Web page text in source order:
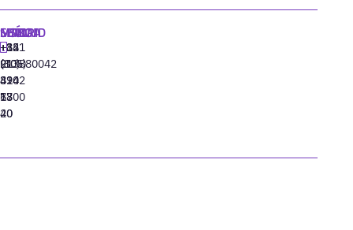
MADRID
+34
91
310
77
40
MIAMI
+1
(305)
424
13
20
SEÚL
+82
(10)
8942
6800
LISBOA
‪+351
213880042